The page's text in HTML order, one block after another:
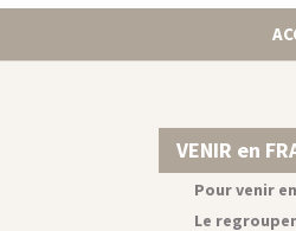
VENIR en
Pour venir
Le